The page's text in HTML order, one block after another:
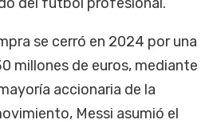
se cerró en 2024 por una
millones de euros, mediante
accionaria de la
Messi asumió el